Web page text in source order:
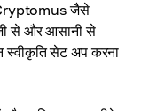
Cryptomus जैसे
से और आसानी से
स्वीकृति सेट अप करना